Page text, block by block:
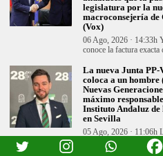
Politica de privacidad
Politica de condiciones
© 2023 - ESPACIO ANDALUZ - All Rights
PEAK
legislatura por la
macroconsejería
(Vox)
06 Ago, 2026 · 14:33h
conoce la factura exacta
La nueva Junta PP-
coloca a un hombre
Nuevas
máximo
Instituto Andaluz
en Sevilla
05 Ago, 2026 · 11:06h
Junta PP-Vox en